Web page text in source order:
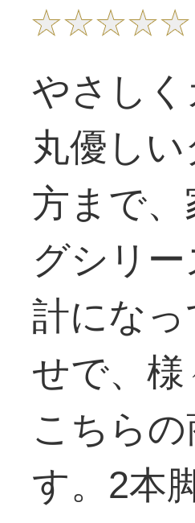
やさし
丸優し
方まで
グシリ
計にな
せで、様
こちら
す。2本